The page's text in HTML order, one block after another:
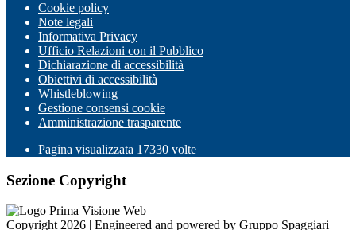
Cookie policy
Note legali
Informativa Privacy
Ufficio Relazioni con il Pubblico
Dichiarazione di accessibilità
Obiettivi di accessibilità
Whistleblowing
Gestione consensi cookie
Amministrazione trasparente
Pagina visualizzata 17330 volte
Sezione Copyright
Copyright 2026 | Engineered and powered by Gruppo Spaggiari